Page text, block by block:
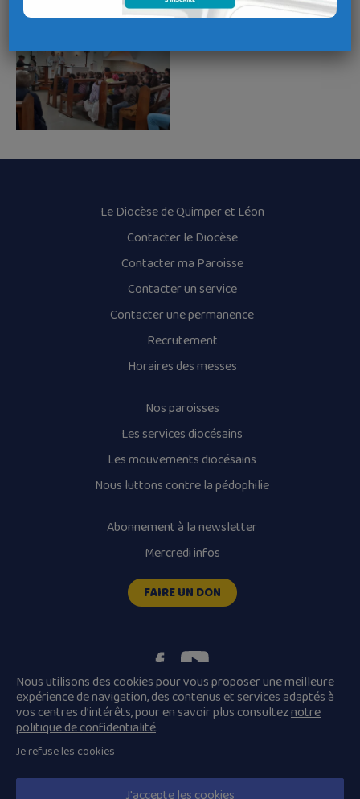
Le Diocèse de Quimper et Léon
Contacter le Diocèse
Contacter ma Paroisse
Contacter un service
Contacter une permanence
Recrutement
Horaires des messes
Nos paroisses
Les services diocésains
Les mouvements diocésains
Nous luttons contre la pédophilie
Abonnement à la newsletter
Mercredi infos
FAIRE UN DON
Plan du site
Mentions légales
Conditions Générales de Vente
© 2026 Diocèse de Quimper et Léon, Tous droits réservés.
Nous utilisons des cookies pour vous proposer une meilleure
expérience de navigation, des contenus et services adaptés à
vos centres d’intérêts, pour en savoir plus consulteznotre
politique de confidentialité.
Je refuse les cookies